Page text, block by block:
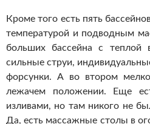
Кроме того есть пять
температурой и подводным
больших бассейна с теплой
сильные струи,
форсунки. А во втором
лежачем положении. Еще
изливами, но там никого не
Да, есть массажные столы в